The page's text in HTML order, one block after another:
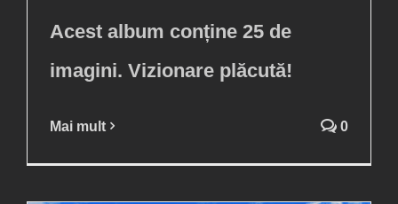
Acest album conține 25 de
imagini. Vizionare plăcută!
Mai mult 0